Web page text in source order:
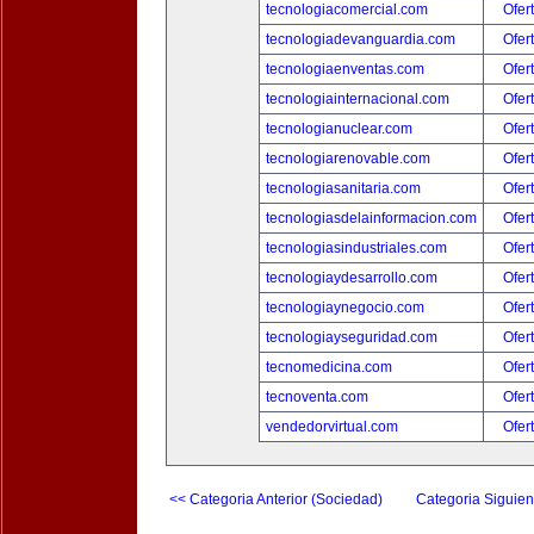
tecnologiacomercial.com
tecnologiadevanguardia.com
tecnologiaenventas.com
tecnologiainternacional.com
tecnologianuclear.com
tecnologiarenovable.com
tecnologiasanitaria.com
tecnologiasdelainformacion.com
tecnologiasindustriales.com
tecnologiaydesarrollo.com
tecnologiaynegocio.com
tecnologiayseguridad.com
tecnomedicina.com
tecnoventa.com
vendedorvirtual.com
<< Categoria Anterior (Sociedad) Categoria